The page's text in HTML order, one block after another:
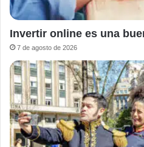
Invertir online es una
7 de agosto de 2026